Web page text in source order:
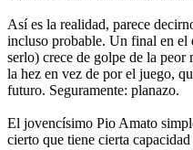
Así es la realidad, parece
incluso probable. Un final en el
serlo) crece de golpe de la
la hez en vez de por el juego,
futuro. Seguramente: planazo.
El jovencísimo Pio Amato
cierto que tiene cierta